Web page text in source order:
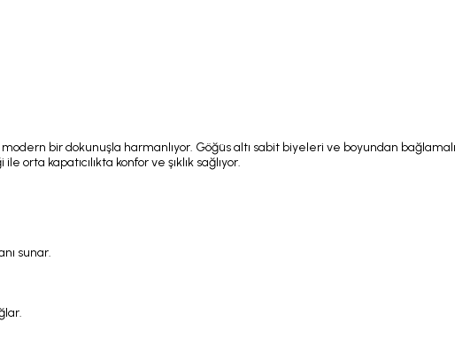
bir dokunuşla harmanlıyor. Göğüs altı sabit biyeleri ve boyundan bağlamalı
orta kapatıcılıkta konfor ve şıklık sağlıyor.
sunar.